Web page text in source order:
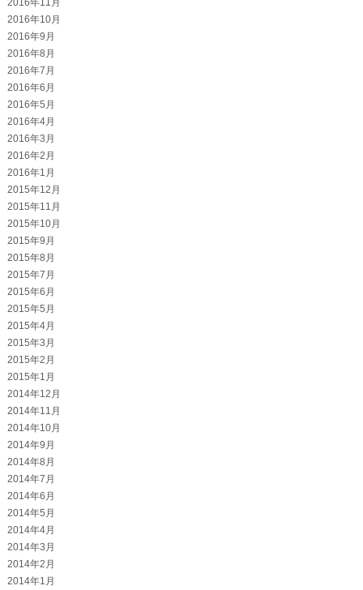
2016年10月
2016年9月
2016年8月
2016年7月
2016年6月
2016年5月
2016年4月
2016年3月
2016年2月
2016年1月
2015年12月
2015年11月
2015年10月
2015年9月
2015年8月
2015年7月
2015年6月
2015年5月
2015年4月
2015年3月
2015年2月
2015年1月
2014年12月
2014年11月
2014年10月
2014年9月
2014年8月
2014年7月
2014年6月
2014年5月
2014年4月
2014年3月
2014年2月
2014年1月